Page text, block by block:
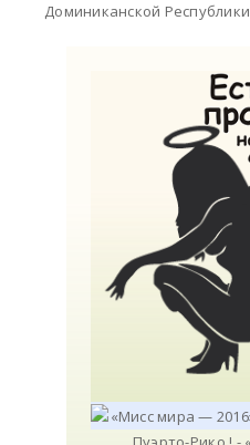
Доминиканской Республики